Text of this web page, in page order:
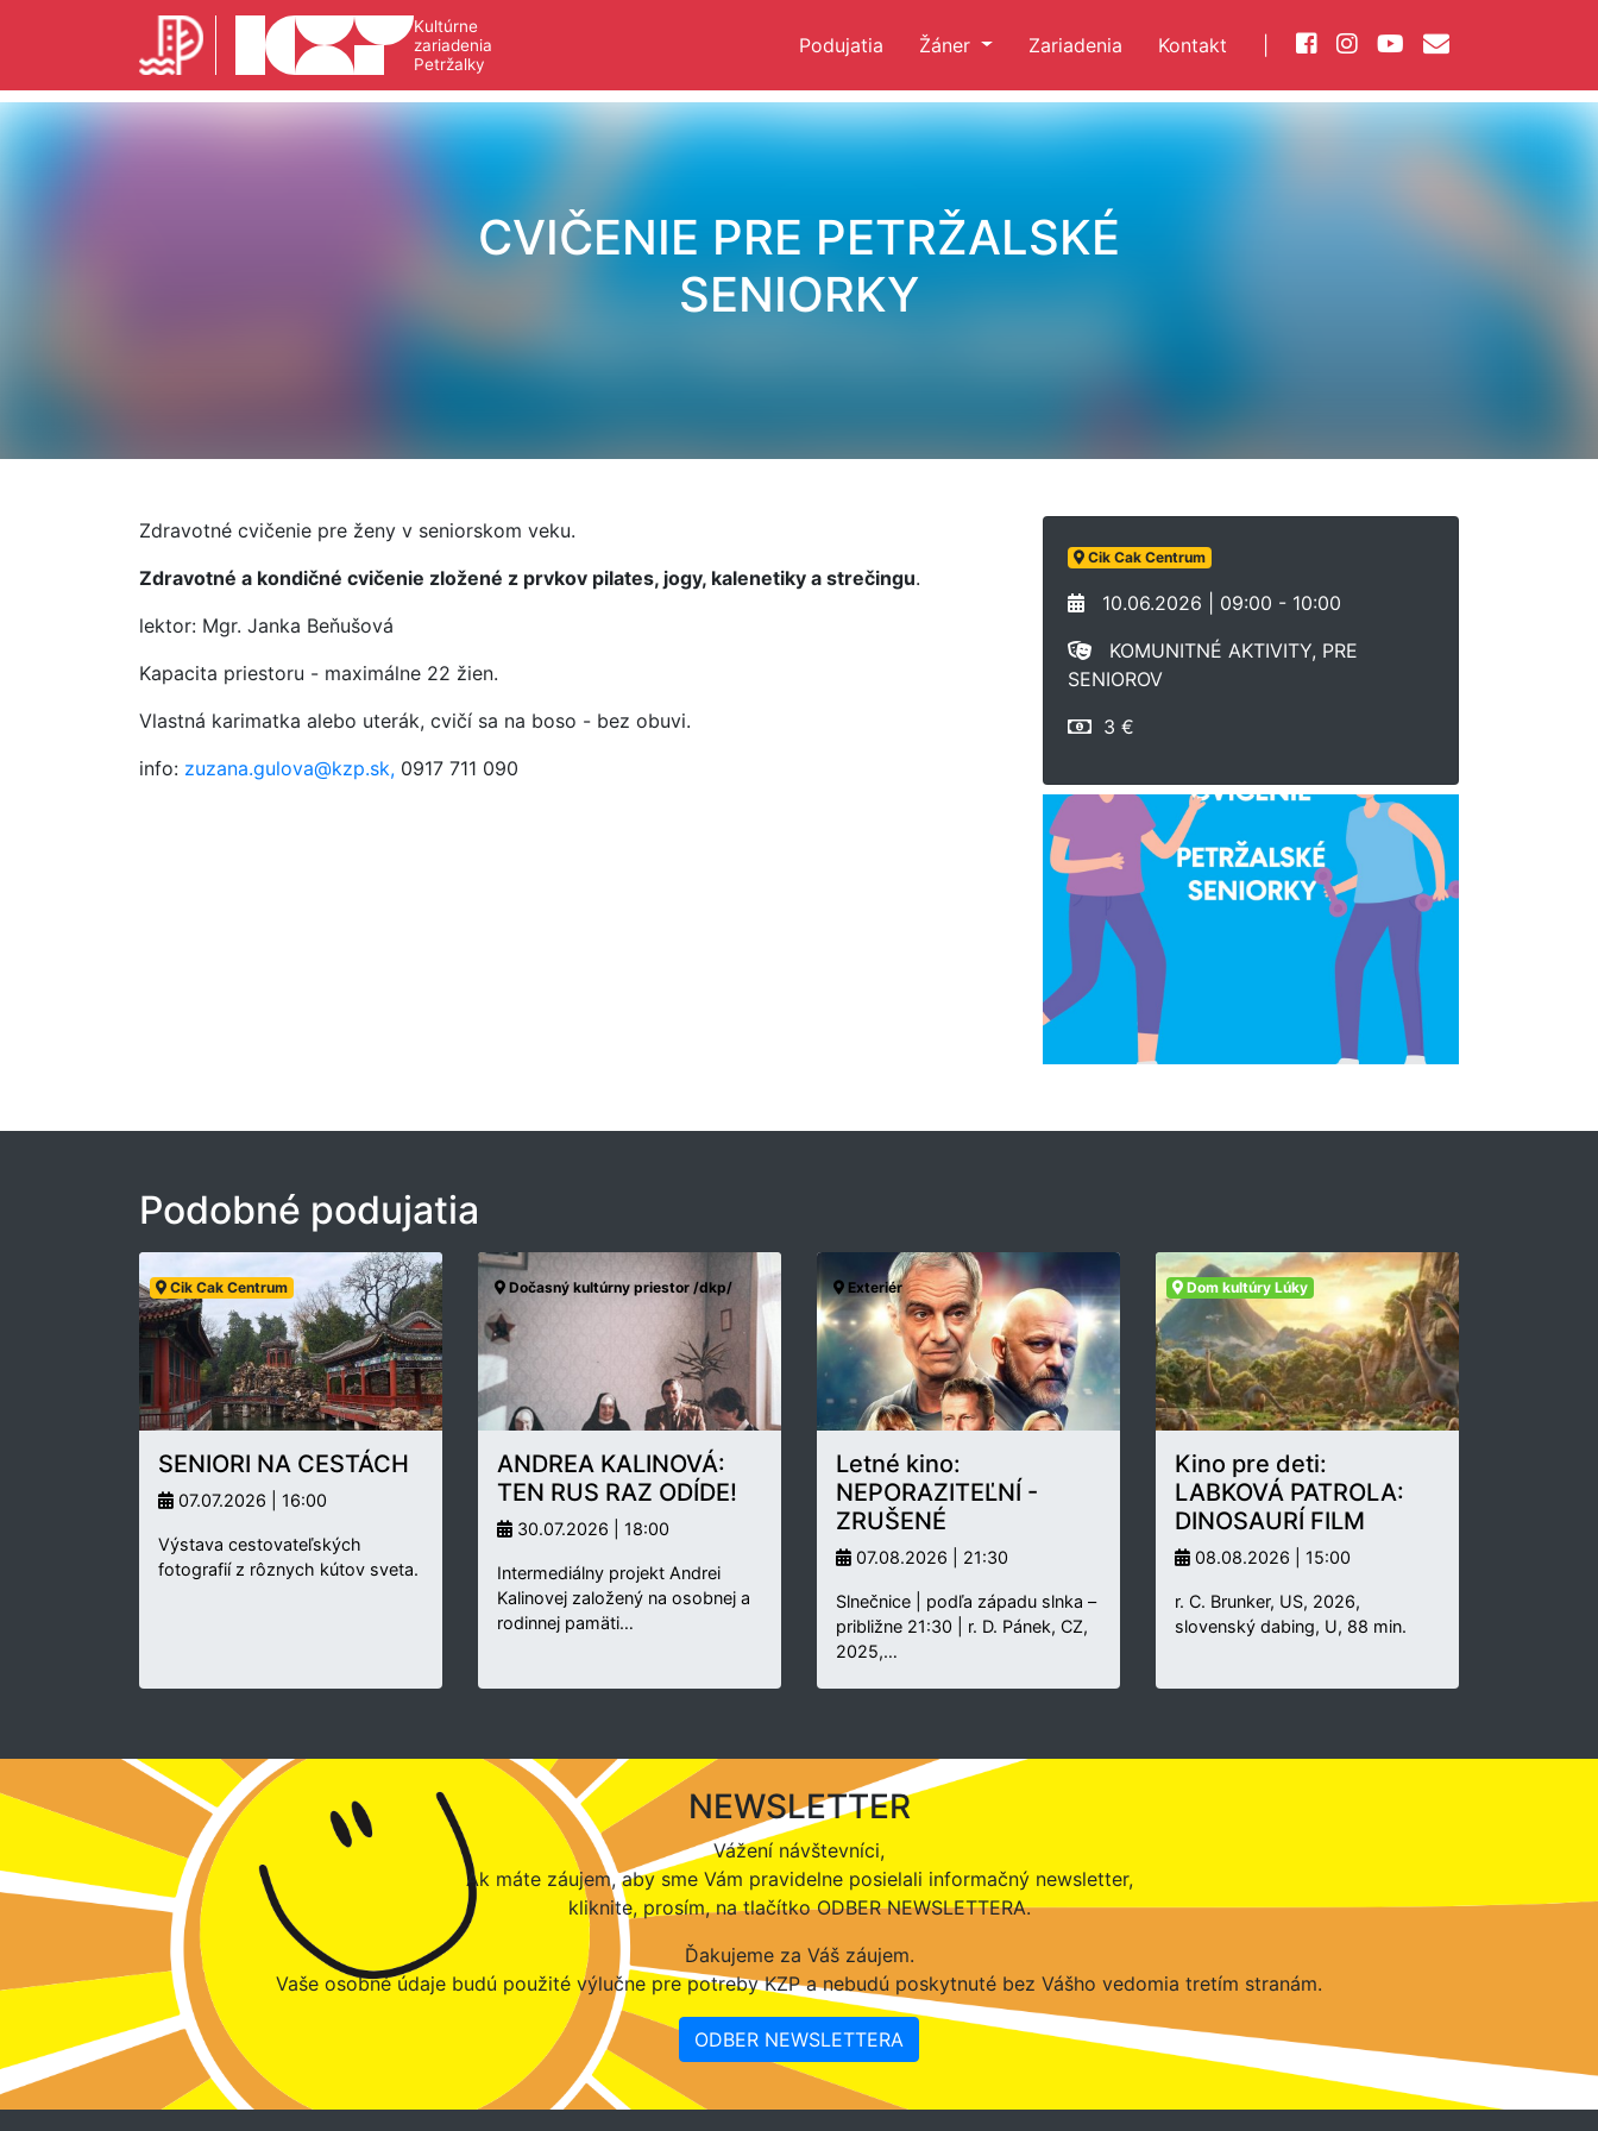
Kultúrne
zariadenia
Petržalky
Podujatia Žáner Zariadenia Kontakt
CVIČENIE PRE PETRŽALSKÉ
SENIORKY
Zdravotné cvičenie pre ženy v seniorskom veku.
Zdravotné a kondičné cvičenie zložené z prvkov pilates, jogy, kalenetiky a strečingu.
lektor: Mgr. Janka Beňušová
Kapacita priestoru - maximálne 22 žien.
Vlastná karimatka alebo uterák, cvičí sa na boso - bez obuvi.
info: zuzana.gulova@kzp.sk, 0917 711 090
Cik Cak Centrum
10.06.2026 | 09:00 - 10:00
KOMUNITNÉ AKTIVITY, PRE
SENIOROV
3 €
Podobné podujatia
Cik Cak Centrum
SENIORI NA CESTÁCH
07.07.2026 | 16:00
Výstava cestovateľských
fotografií z rôznych kútov sveta.
Dočasný kultúrny priestor /dkp/
ANDREA KALINOVÁ:
TEN RUS RAZ ODÍDE!
30.07.2026 | 18:00
Intermediálny projekt Andrei
Kalinovej založený na osobnej a
rodinnej pamäti…
Exteriér
Letné kino:
NEPORAZITEĽNÍ -
ZRUŠENÉ
07.08.2026 | 21:30
Slnečnice | podľa západu slnka –
približne 21:30 | r. D. Pánek, CZ,
2025,…
Dom kultúry Lúky
Kino pre deti:
LABKOVÁ PATROLA:
DINOSAURÍ FILM
08.08.2026 | 15:00
r. C. Brunker, US, 2026,
slovenský dabing, U, 88 min.
NEWSLETTER
Vážení návštevníci,
Ak máte záujem, aby sme Vám pravidelne posielali informačný newsletter,
kliknite, prosím, na tlačítko ODBER NEWSLETTERA.
Ďakujeme za Váš záujem.
Vaše osobné údaje budú použité výlučne pre potreby KZP a nebudú poskytnuté bez Vášho vedomia tretím stranám.
ODBER NEWSLETTERA